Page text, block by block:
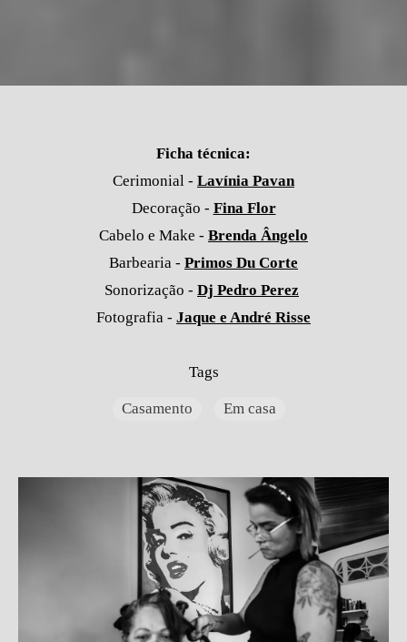
Ficha técnica:
Cerimonial - Lavínia Pavan
Decoração - Fina Flor
Cabelo e Make - Brenda Ângelo
Barbearia - Primos Du Corte
Sonorização - Dj Pedro Perez
Fotografia - Jaque e André Risse
Tags
Casamento Em casa